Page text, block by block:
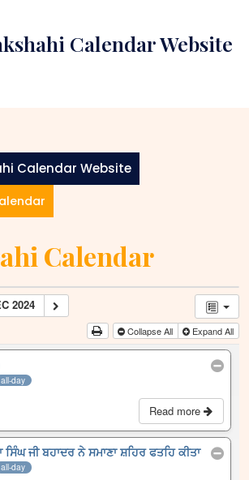
Calendar Website
Calendar Website
Calendar
2024
Collapse All Expand All
all-day
Read more
ਸਿੰਘ ਜੀ ਬਹਾਦਰ ਨੇ ਸਮਾਣਾ ਸ਼ਹਿਰ ਫਤਹਿ ਕੀਤਾ
all-day